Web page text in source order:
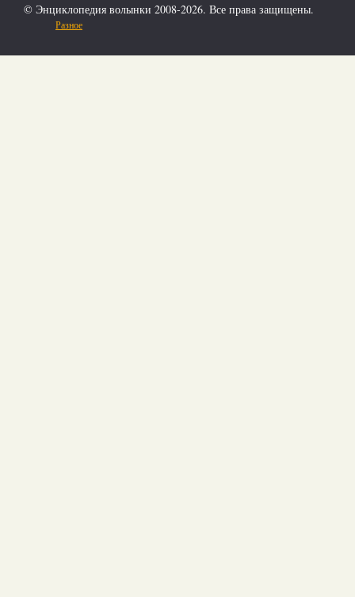
© Энциклопедия волынки 2008-2026. Все права защищены.
Разное